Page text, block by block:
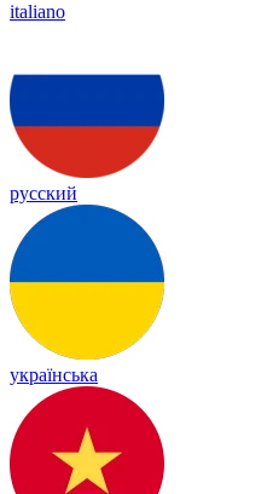
italiano
русский
українська